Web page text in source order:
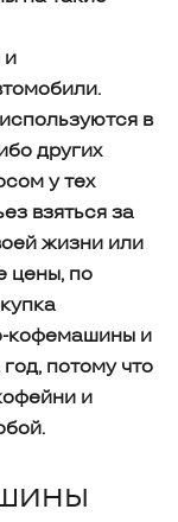
и
в
других
у тех
взяться за
жизни или
цены, по
кофемашины и
потому что
и